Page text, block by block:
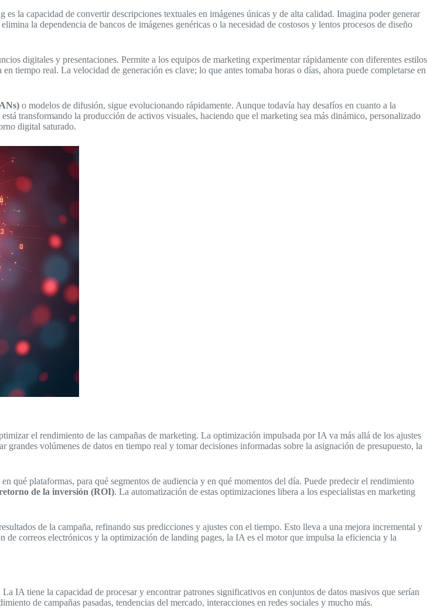
es la capacidad de convertir descripciones textuales en imágenes únicas y de alta calidad. Imagina poder generar
la dependencia de bancos de imágenes genéricas o la necesidad de costosos y lentos procesos de diseño
digitales y presentaciones. Permite a los equipos de marketing experimentar rápidamente con diferentes estilos
tiempo real. La velocidad de generación es clave; lo que antes tomaba horas o días, ahora puede completarse en
o modelos de difusión, sigue evolucionando rápidamente. Aunque todavía hay desafíos en cuanto a la
transformando la producción de activos visuales, haciendo que el marketing sea más dinámico, personalizado
digital saturado.
el rendimiento de las campañas de marketing. La optimización impulsada por IA va más allá de los ajustes
volúmenes de datos en tiempo real y tomar decisiones informadas sobre la asignación de presupuesto, la
qué plataformas, para qué segmentos de audiencia y en qué momentos del día. Puede predecir el rendimiento
de la inversión (ROI). La automatización de estas optimizaciones libera a los especialistas en marketing
de la campaña, refinando sus predicciones y ajustes con el tiempo. Esto lleva a una mejora incremental y
correos electrónicos y la optimización de landing pages, la IA es el motor que impulsa la eficiencia y la
La IA tiene la capacidad de procesar y encontrar patrones significativos en conjuntos de datos masivos que serían
de campañas pasadas, tendencias del mercado, interacciones en redes sociales y mucho más.